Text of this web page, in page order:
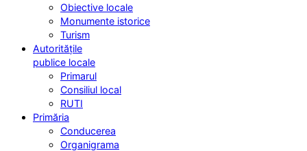
Obiective locale
Monumente istorice
Turism
Autoritățile
publice locale
Primarul
Consiliul local
RUTI
Primăria
Conducerea
Organigrama